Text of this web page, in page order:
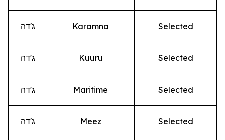
ג'דה Karamna Selected
ג'דה Kuuru Selected
ג'דה Maritime Selected
ג'דה Meez Selected